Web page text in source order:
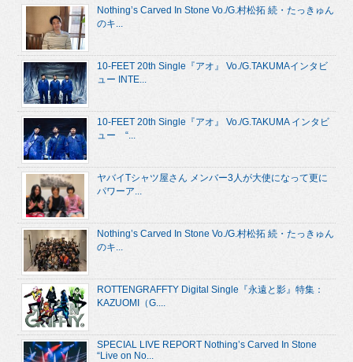
Nothing’s Carved In Stone Vo./G.村松拓 続・たっきゅん
のキ...
10-FEET 20th Single『アオ』 Vo./G.TAKUMAインタビ
ュー INTE...
10-FEET 20th Single『アオ』 Vo./G.TAKUMA インタビ
ュー “...
ヤバイTシャツ屋さん メンバー3人が大使になって更に
パワーア...
Nothing’s Carved In Stone Vo./G.村松拓 続・たっきゅん
のキ...
ROTTENGRAFFTY Digital Single『永遠と影』特集：
KAZUOMI（G....
SPECIAL LIVE REPORT Nothing’s Carved In Stone
“Live on No...